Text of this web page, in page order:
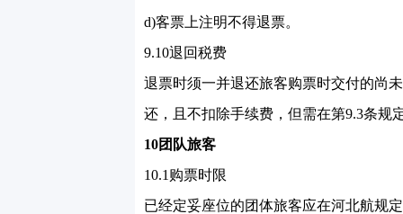
d)客票上注明不得退票。
9.10退回税费
退票时须一并退还旅客购票时交付的尚
还，且不扣除手续费，但需在第9.3条规
10团队旅客
10.1 购票时限
已经定妥座位的团体旅客应在河北航规